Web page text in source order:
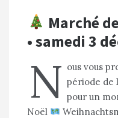
Marché
• samedi 3
N ous vous
période de
pour un
Noël